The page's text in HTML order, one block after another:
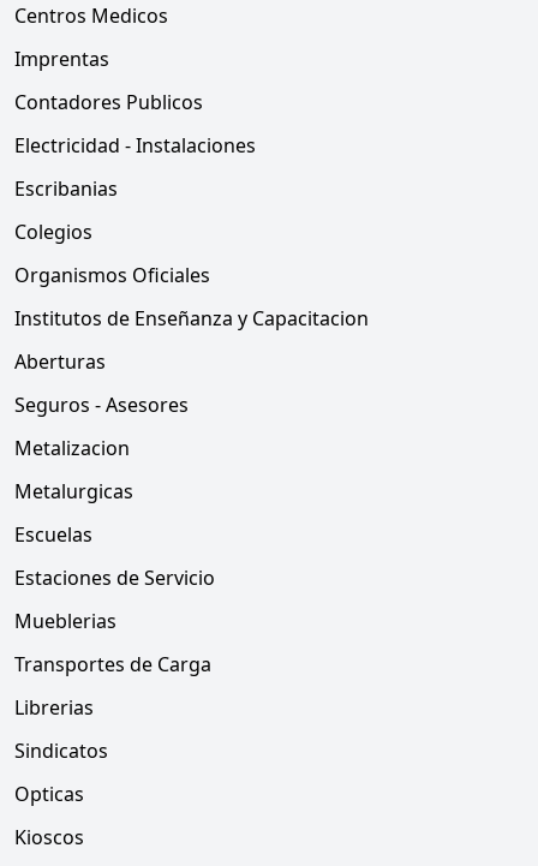
Centros Medicos
Imprentas
Contadores Publicos
Electricidad - Instalaciones
Escribanias
Colegios
Organismos Oficiales
Institutos de Enseñanza y Capacitacion
Aberturas
Seguros - Asesores
Metalizacion
Metalurgicas
Escuelas
Estaciones de Servicio
Mueblerias
Transportes de Carga
Librerias
Sindicatos
Opticas
Kioscos